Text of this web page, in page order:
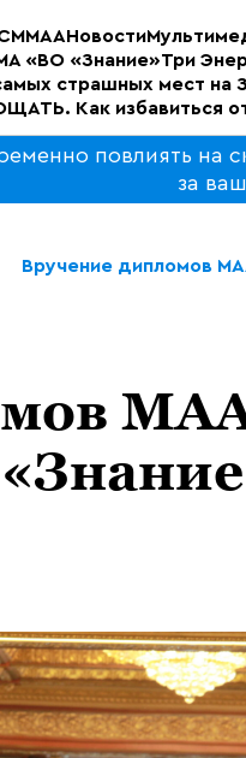
МААНовости
«ВО «Знание»Три
страшных мест на
Как избавиться
повлиять на
за
Вручение дипломов